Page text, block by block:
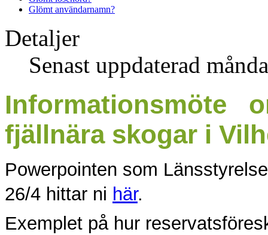
Glömt användarnamn?
Detaljer
Senast uppdaterad
Informationsmöte
fjällnära skogar i
Powerpointen som
26/4 hittar ni här.
Exemplet på hur